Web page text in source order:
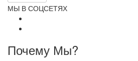
МЫ В СОЦСЕТЯХ
Почему Мы?